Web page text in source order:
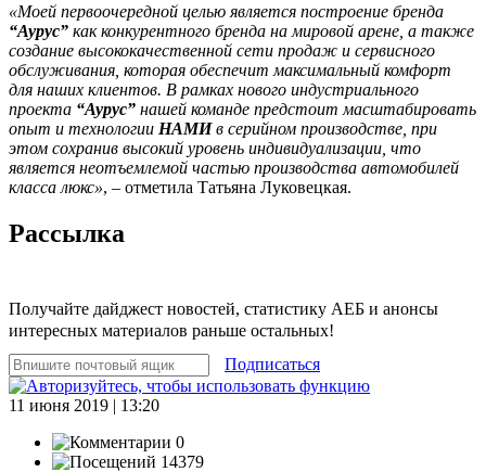
«Моей первоочередной целью является построение бренда
“Аурус” как конкурентного бренда на мировой арене, а также
создание высококачественной сети продаж и сервисного
обслуживания, которая обеспечит максимальный комфорт
для наших клиентов. В рамках нового индустриального
проекта “Аурус” нашей команде предстоит масштабировать
опыт и технологии НАМИв серийном производстве, при
этом сохранив высокий уровень индивидуализации, что
является неотъемлемой частью производства автомобилей
класса люкс», – отметила Татьяна Луковецкая.
Рассылка
Получайте дайджест новостей, статистику АЕБ и анонсы
интересных материалов раньше остальных!
Подписаться
11 июня 2019 | 13:20
0
14379